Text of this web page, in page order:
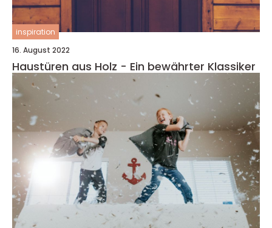
inspiration
16. August 2022
Haustüren aus Holz - Ein bewährter Klassiker